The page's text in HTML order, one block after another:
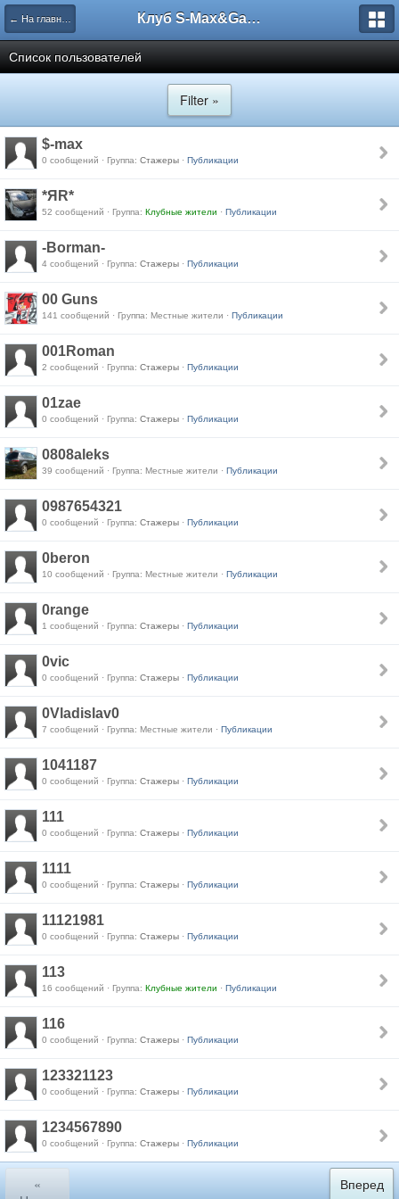
← На главную Клуб S-Max&Galaxy
Список пользователей
Filter »
$-max
0 сообщений · Группа: Стажеры · Публикации
*ЯR*
52 сообщений · Группа: Клубные жители · Публикации
-Borman-
4 сообщений · Группа: Стажеры · Публикации
00 Guns
141 сообщений · Группа: Местные жители · Публикации
001Roman
2 сообщений · Группа: Стажеры · Публикации
01zae
0 сообщений · Группа: Стажеры · Публикации
0808aleks
39 сообщений · Группа: Местные жители · Публикации
0987654321
0 сообщений · Группа: Стажеры · Публикации
0beron
10 сообщений · Группа: Местные жители · Публикации
0range
1 сообщений · Группа: Стажеры · Публикации
0vic
0 сообщений · Группа: Стажеры · Публикации
0Vladislav0
7 сообщений · Группа: Местные жители · Публикации
1041187
0 сообщений · Группа: Стажеры · Публикации
111
0 сообщений · Группа: Стажеры · Публикации
1111
0 сообщений · Группа: Стажеры · Публикации
11121981
0 сообщений · Группа: Стажеры · Публикации
113
16 сообщений · Группа: Клубные жители · Публикации
116
0 сообщений · Группа: Стажеры · Публикации
123321123
0 сообщений · Группа: Стажеры · Публикации
1234567890
0 сообщений · Группа: Стажеры · Публикации
«
Вперед